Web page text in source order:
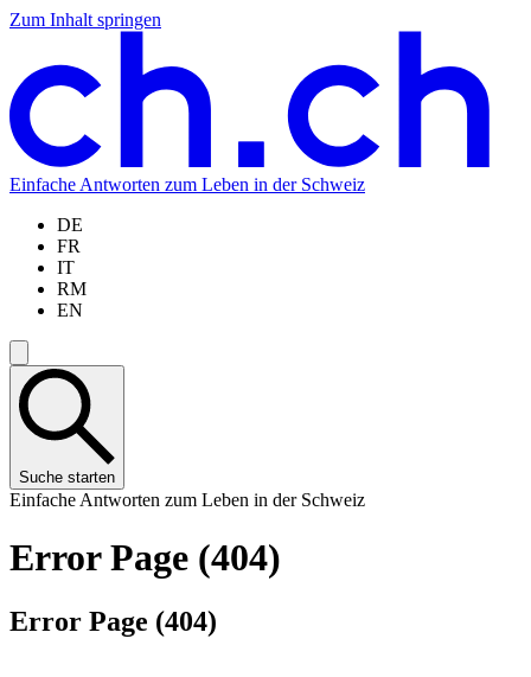
Zum Inhalt springen
Zum
springen
Zur
springen
Zur
springen
Zur
springen
Einfache Antworten zum Leben in der Schweiz
DE
FR
IT
RM
EN
Suche starten
Einfache Antworten zum Leben in der Schweiz
Error Page (404)
Error Page (404)